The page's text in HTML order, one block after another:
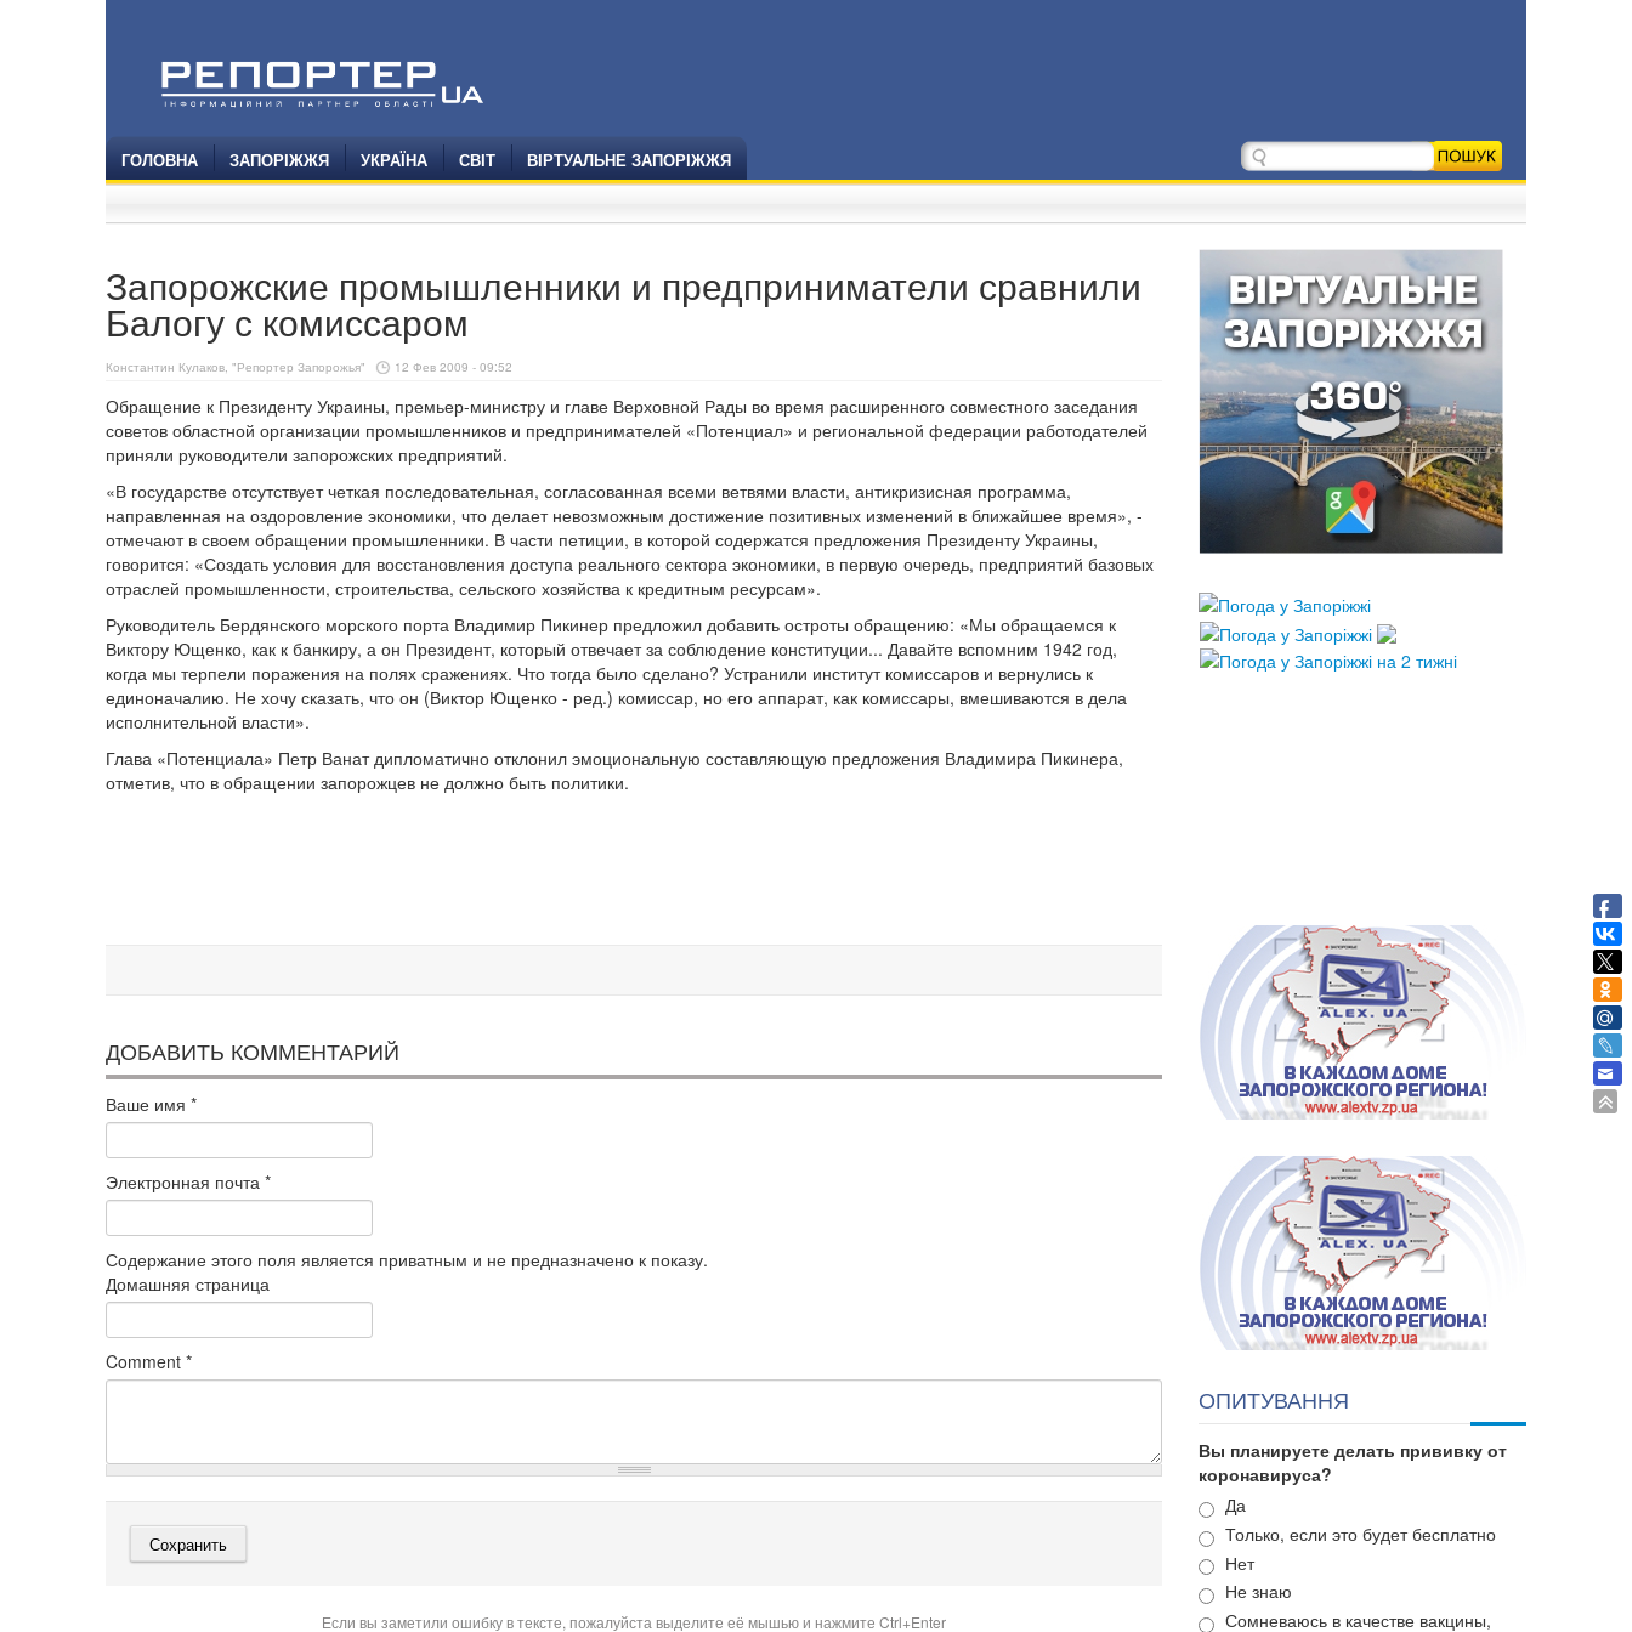
ГОЛОВНА ЗАПОРІЖЖЯ УКРАЇНА СВІТ ВІРТУАЛЬНЕ ЗАПОРІЖЖЯ
Запорожские промышленники и предприниматели сравнили
Балогу с комиссаром
Константин Кулаков, "Репортер Запорожья" 12 Фев 2009 - 09:52
Обращение к Президенту Украины, премьер-министру и главе Верховной Рады во время расширенного совместного заседания
советов областной организации промышленников и предпринимателей «Потенциал» и региональной федерации работодателей
приняли руководители запорожских предприятий.
«В государстве отсутствует четкая последовательная, согласованная всеми ветвями власти, антикризисная программа,
направленная на оздоровление экономики, что делает невозможным достижение позитивных изменений в ближайшее время», -
отмечают в своем обращении промышленники. В части петиции, в которой содержатся предложения Президенту Украины,
говорится: «Создать условия для восстановления доступа реального сектора экономики, в первую очередь, предприятий базовых
отраслей промышленности, строительства, сельского хозяйства к кредитным ресурсам».
Руководитель Бердянского морского порта Владимир Пикинер предложил добавить остроты обращению: «Мы обращаемся к
Виктору Ющенко, как к банкиру, а он Президент, который отвечает за соблюдение конституции... Давайте вспомним 1942 год,
когда мы терпели поражения на полях сражениях. Что тогда было сделано? Устранили институт комиссаров и вернулись к
единоначалию. Не хочу сказать, что он (Виктор Ющенко - ред.) комиссар, но его аппарат, как комиссары, вмешиваются в дела
исполнительной власти».
Глава «Потенциала» Петр Ванат дипломатично отклонил эмоциональную составляющую предложения Владимира Пикинера,
отметив, что в обращении запорожцев не должно быть политики.
ДОБАВИТЬ КОММЕНТАРИЙ
Ваше имя *
Электронная почта *
Содержание этого поля является приватным и не предназначено к показу.
Домашняя страница
Comment *
Если вы заметили ошибку в тексте, пожалуйста выделите её мышью и нажмите Ctrl+Enter
ОПИТУВАННЯ
Вы планируете делать прививку от
коронавируса?
Варианты
Да
Только, если это будет бесплатно
Нет
Не знаю
Сомневаюсь в качестве вакцины,